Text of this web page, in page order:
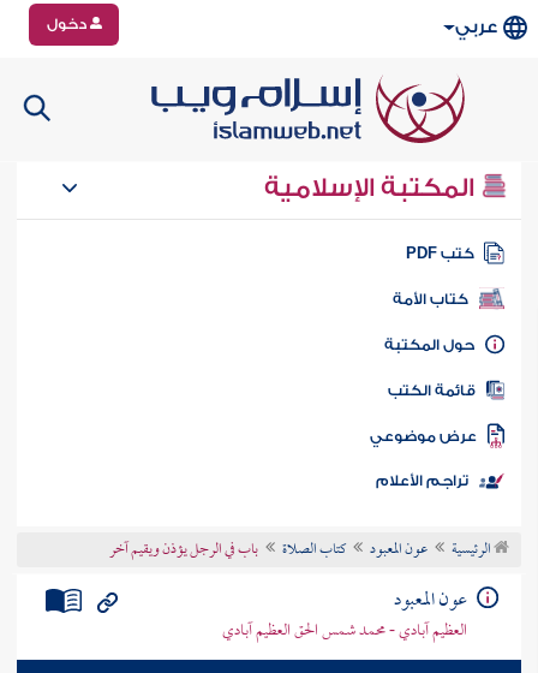
عربي دخول
المكتبة الإسلامية
كتب PDF
كتاب الأمة
المكتبة
الكتب
موضوعي
تراجم الأعلام
الرئيسية عون المعبود كتاب الصلاة باب في الرجل يؤذن ويقيم آخر
عون المعبود
العظيم آبادي - محمد شمس الحق العظيم آبادي